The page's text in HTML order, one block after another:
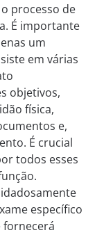
processo de
É importante
um
em várias
objetivos,
física,
e,
É crucial
todos esses
específico
fornecerá